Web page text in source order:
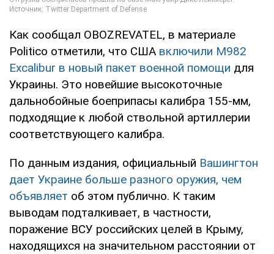
Как сообщал OBOZREVATEL, в материале
Politico отметили, что США включили M982
Excalibur в новый пакет военной помощи для
Украины. Это новейшие высокоточные
дальнобойные боеприпасы калибра 155-мм,
подходящие к любой ствольной артиллерии
соответствующего калибра.
По данным издания, официальный Вашингтон
дает Украине больше разного оружия, чем
объявляет об этом публично. К таким
выводам подталкивает, в частности,
поражение ВСУ российских целей в Крыму,
находящихся на значительном расстоянии от